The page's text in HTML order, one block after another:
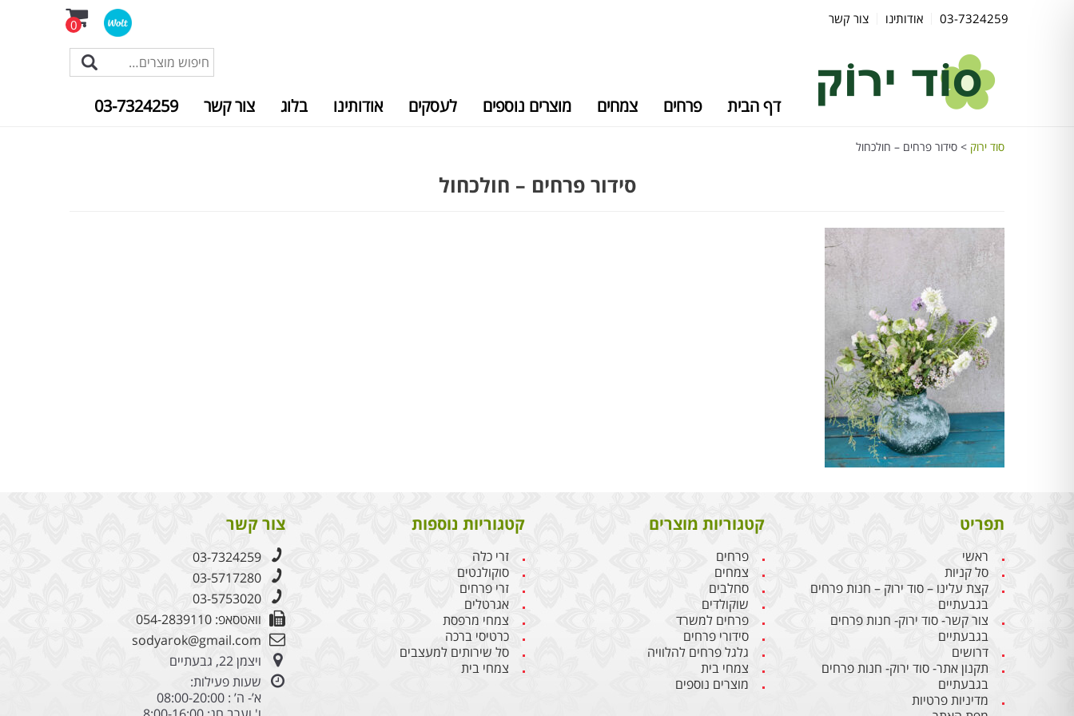
03-7324259 אודותינו צור קשר 0
דף הבית פרחים צמחים מוצרים נוספים לעסקים אודותינו בלוג צור קשר 03-7324259
סוד ירוק > סידור פרחים – חולכחול
סידור פרחים – חולכחול
תפריט
ראשי
סל קניות
קצת עלינו – סוד ירוק – חנות פרחים
בגבעתיים
צור קשר- סוד ירוק- חנות פרחים
בגבעתיים
דרושים
תקנון אתר- סוד ירוק- חנות פרחים
בגבעתיים
מדיניות פרטיות
קטגוריות מוצרים
פרחים
צמחים
סחלבים
שוקולדים
פרחים למשרד
סידורי פרחים
גלגל פרחים להלוויה
צמחי בית
מוצרים נוספים
קטגוריות נוספות
זרי כלה
סוקולנטים
זרי פרחים
אגרטלים
צמחי מרפסת
כרטיסי ברכה
סל שירותים למעצבים
צמחי בית
צור קשר
03-7324259
03-5717280
03-5753020
וואטסאפ: 054-2839110
sodyarok@gmail.com
ויצמן 22, גבעתיים
שעות פעילות:
א’- ה’ : 08:00-20:00